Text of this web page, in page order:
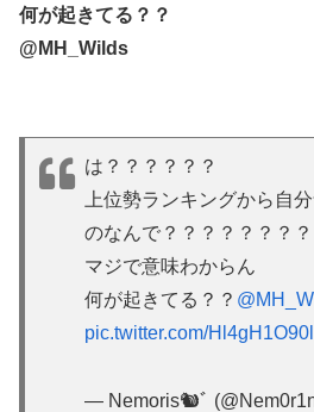
何が起きてる？？
@MH_Wilds
は？？？？？？
上位勢ランキングから自
のなんで？？？？？？？？
マジで意味わからん
何が起きてる？？
pic.twitter.com/Hl4gH1O90l
— Nemoris🐿ﾞ